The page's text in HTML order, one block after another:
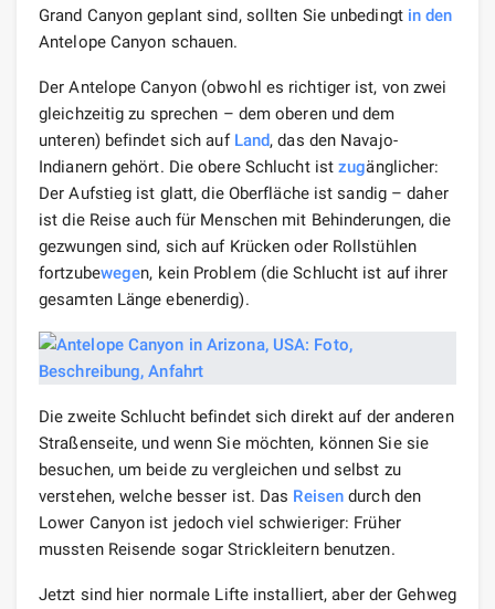
Grand Canyon geplant sind, sollten Sie unbedingt in den
Antelope Canyon schauen.
Der Antelope Canyon (obwohl es richtiger ist, von zwei
gleichzeitig zu sprechen – dem oberen und dem
unteren) befindet sich auf Land, das den Navajo-
Indianern gehört. Die obere Schlucht istzugänglicher:
Der Aufstieg ist glatt, die Oberfläche ist sandig – daher
ist die Reise auch für Menschen mit Behinderungen, die
gezwungen sind, sich auf Krücken oder Rollstühlen
fortzubewegen, kein Problem (die Schlucht ist auf ihrer
gesamten Länge ebenerdig).
Die zweite Schlucht befindet sich direkt auf der anderen
Straßenseite, und wenn Sie möchten, können Sie sie
besuchen, um beide zu vergleichen und selbst zu
verstehen, welche besser ist. Das Reisen durch den
Lower Canyon ist jedoch viel schwieriger: Früher
mussten Reisende sogar Strickleitern benutzen.
Jetzt sind hier normale Lifte installiert, aber der Gehweg